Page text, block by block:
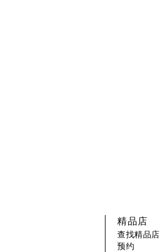
精品店
查找精品店
预约